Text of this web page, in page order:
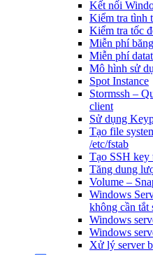
Kết nối
Kiểm tra tình
Kiểm tra tốc
Miễn phí
Miễn phí
Mô hình sử
Spot Instance
Stormssh –
client
Sử dụng
Tạo file
/etc/fstab
Tạo SSH
Tăng dung
Volume –
Windows
không cần tắt
Windows
Windows
Xử lý server